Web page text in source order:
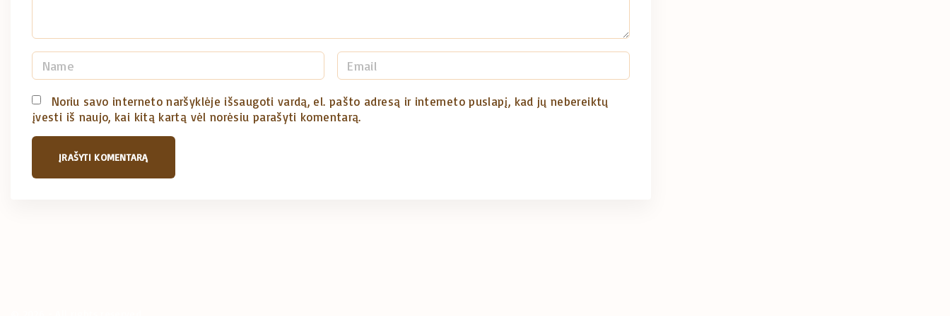
a
m
e
*
m
a
i
Noriu savo interneto naršyklėje išsaugoti vardą, el. pašto adresą ir interneto puslapį, kad jų nebereiktų
įvesti iš naujo, kai kitą kartą vėl norėsiu parašyti komentarą.